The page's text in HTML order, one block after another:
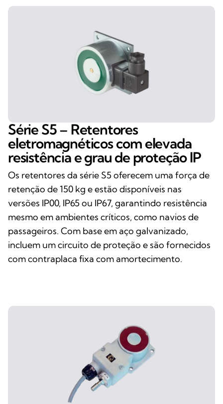
Série S5 – Retentores
eletromagnéticos com elevada
resistência e grau de proteção IP
Os retentores da série S5 oferecem uma força de
retenção de 150 kg e estão disponíveis nas
versões IP00, IP65 ou IP67, garantindo resistência
mesmo em ambientes críticos, como navios de
passageiros. Com base em aço galvanizado,
incluem um circuito de proteção e são fornecidos
com contraplaca fixa com amortecimento.